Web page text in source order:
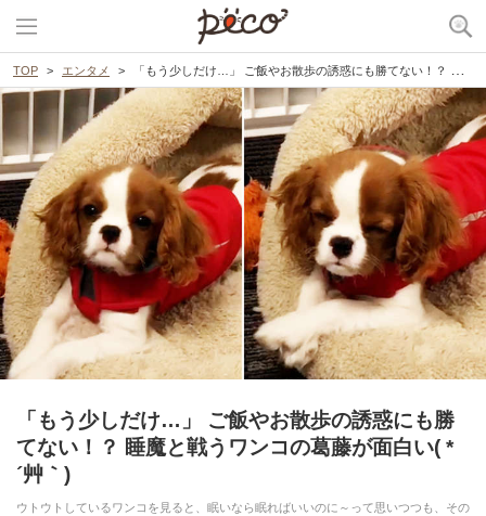
TOP エンタメ 「もう少しだけ…」 ご飯やお散歩の誘惑にも勝てない！？ 睡魔と戦うワンコの葛藤が面白い( *´艸｀)
「もう少しだけ…」 ご飯やお散歩の誘惑にも勝
てない！？ 睡魔と戦うワンコの葛藤が面白い( *
´艸｀)
ウトウトしているワンコを見ると、眠いなら眠ればいいのに～って思いつつも、その